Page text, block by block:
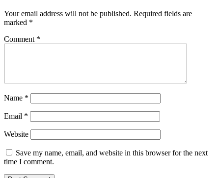
Your email address will not be published. Required fields are
marked *
Comment *
Name *
Email *
Website
Save my name, email, and website in this browser for the next
time I comment.